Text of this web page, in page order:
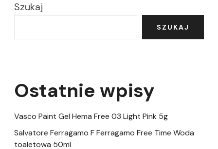
Szukaj
SZUKAJ
Ostatnie wpisy
Vasco Paint Gel Hema Free 03 Light Pink 5g
Salvatore Ferragamo F Ferragamo Free Time Woda
toaletowa 50ml